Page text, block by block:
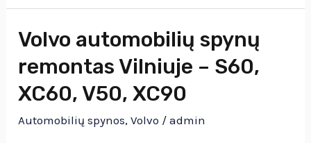
Volvo automobilių spynų
remontas Vilniuje – S60,
XC60, V50, XC90
Automobilių spynos,Volvo /admin
Volvo
remontas
Vilniuje